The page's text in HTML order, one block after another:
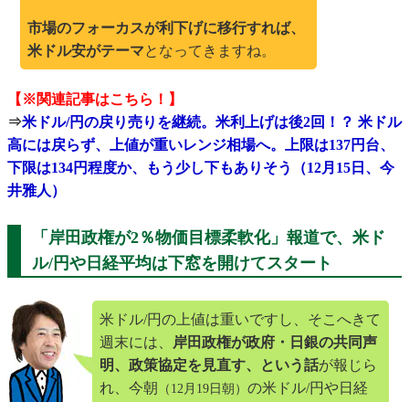
市場のフォーカスが利下げに移行すれば、
米ドル安がテーマとなってきますね。
【※関連記事はこちら！】
⇒米ドル/円の戻り売りを継続。米利上げは後2回！？ 米ドル
高には戻らず、上値が重いレンジ相場へ。上限は137円台、
下限は134円程度か、もう少し下もありそう（12月15日、今
井雅人）
「岸田政権が2％物価目標柔軟化」報道で、米ド
ル/円や日経平均は下窓を開けてスタート
米ドル/円の上値は重いですし、そこへきて
週末には、
岸田政権が政府・日銀の共同声
明、政策協定を見直す、という話が報じら
れ、今朝 （12月19日朝） の米ドル/円や日経